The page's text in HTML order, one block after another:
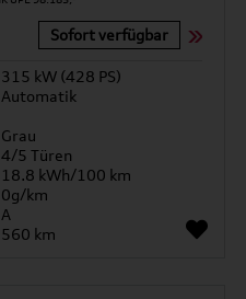
Sofort verfügbar
315 kW (428 PS)
Automatik
Grau
4/5 Türen
18.8 kWh/100 km
0g/km
A
560 km